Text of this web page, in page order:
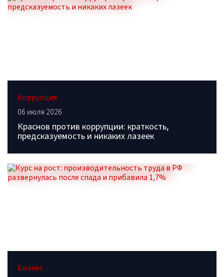
Коррупция
06 июля 2026
Краснов против коррупции: краткость,
предсказуемость и никаких лазеек
Бизнес